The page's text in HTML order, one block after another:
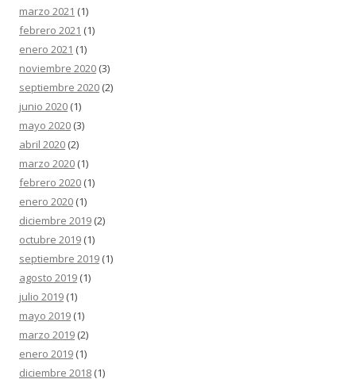
marzo 2021 (1)
febrero 2021 (1)
enero 2021 (1)
noviembre 2020 (3)
septiembre 2020 (2)
junio 2020 (1)
mayo 2020 (3)
abril 2020 (2)
marzo 2020 (1)
febrero 2020 (1)
enero 2020 (1)
diciembre 2019 (2)
octubre 2019 (1)
septiembre 2019 (1)
agosto 2019 (1)
julio 2019 (1)
mayo 2019 (1)
marzo 2019 (2)
enero 2019 (1)
diciembre 2018 (1)